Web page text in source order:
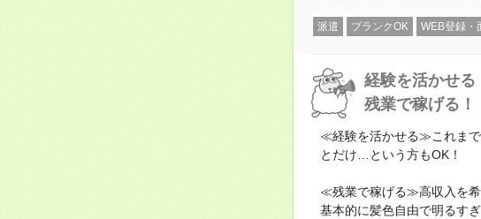
派遣 ブランクOK WEB登録・
経験を活かせる
残業で稼げる！
≪経験を活かせる≫これまで
とだけ…という方もOK！
≪残業で稼げる≫高収入を
基本的に髪色自由で明るす